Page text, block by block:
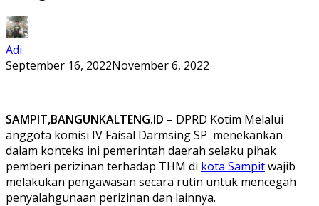
Adi
September 16, 2022November 6, 2022
SAMPIT,BANGUNKALTENG.ID – DPRD Kotim Melalui
anggota komisi IV Faisal Darmsing SP menekankan
dalam konteks ini pemerintah daerah selaku pihak
pemberi perizinan terhadap THM di kota Sampitwajib
melakukan pengawasan secara rutin untuk mencegah
penyalahgunaan perizinan dan lainnya.